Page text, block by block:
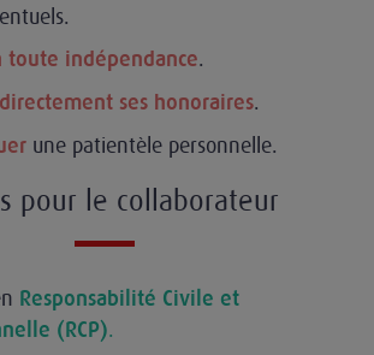
toute indépendance.
ses honoraires.
une patientèle personnelle.
pour le collaborateur
Responsabilité Civile et
(RCP).